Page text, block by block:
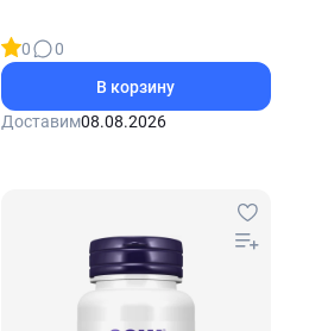
0
0
В корзину
Доставим08.08.2026